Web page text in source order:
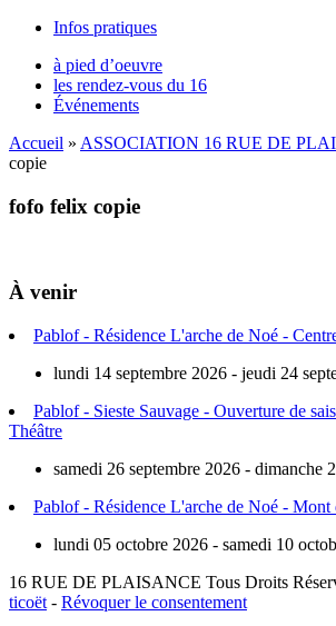
Infos pratiques
à pied d’oeuvre
les rendez-vous du 16
Événements
Accueil » ASSOCIATION 16 RUE DE
copie
fofo felix copie
À venir
Pablof - Résidence L'arche de Noé -
lundi 14 septembre 2026 - jeudi 24
Pablof - Sieste Sauvage - Ouverture de
Théâtre
samedi 26 septembre 2026 - dimanche
Pablof - Résidence L'arche de Noé - Mont
lundi 05 octobre 2026 - samedi 10
16 RUE DE PLAISANCE Tous Droits
ticoët - Révoquer le consentement